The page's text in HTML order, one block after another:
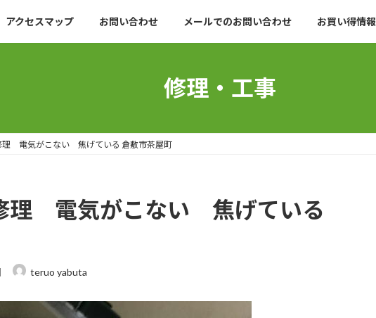
アクセスマップ お問い合わせ メールでのお問い合わせ お買い得情報
修理・工事
理 電気がこない 焦げている 倉敷市茶屋町
理 電気がこない 焦げている
teruo yabuta